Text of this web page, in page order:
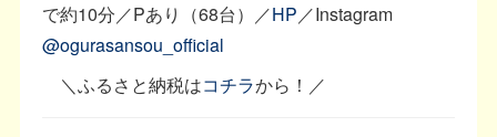
で約10分／Pあり（68台）／HP／Instagram
@ogurasansou_official
＼ふるさと納税はコチラから！／